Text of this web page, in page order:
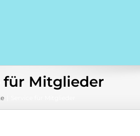
für Mitglieder